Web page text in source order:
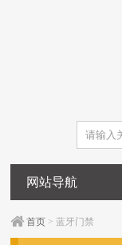
网站导航
首页 > 蓝牙门禁